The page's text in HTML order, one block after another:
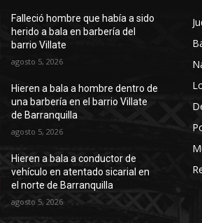
Falleció hombre que había a sido
herido a bala en barbería del
barrio Villate
agosto 5, 2026
Hieren a bala a hombre dentro de
una barbería en el barrio Villate
de Barranquilla
agosto 5, 2026
Hieren a bala a conductor de
vehículo en atentado sicarial en
el norte de Barranquilla
agosto 5, 2026